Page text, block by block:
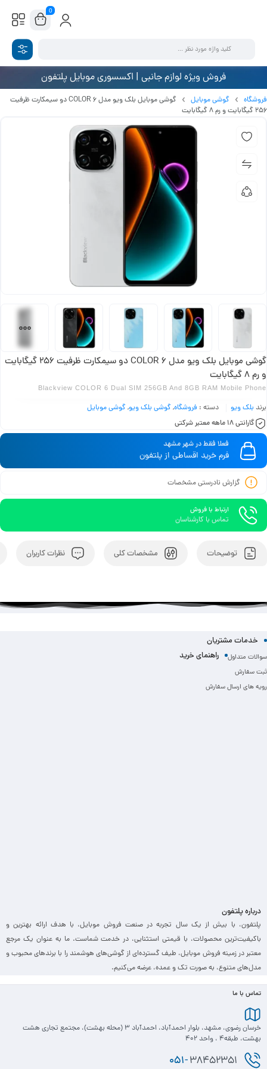
0
فروش ویژه لوازم جانبی | اکسسوری موبایل پلتفون
فروشگاه گوشی موبایل
گوشی موبایل بلک ویو مدل COLOR 6 دو سیمکارت ظرفیت
256 گیگابایت و رم 8 گیگابایت
گوشی موبایل بلک ویو مدل COLOR 6 دو سیمکارت ظرفیت 256 گیگابایت
و رم 8 گیگابایت
Blackview COLOR 6 Dual SIM 256GB And 8GB RAM Mobile Phone
برند بلک ویو دسته : فروشگاه,گوشی بلک ویو,گوشی موبایل
گارانتی 18 ماهه معتبر شرکتی
فعلا فقط در شهر مشهد
فرم خرید اقساطی از پلتفون
گزارش نادرستی مشخصات
ارتباط با فروش
تماس با کارشناسان
توضیحات مشخصات کلی نظرات کاربران
خدمات مشتریان
سوالات متداول راهنمای خرید
ثبت سفارش
رویه های ارسال سفارش
درباره پلتفون
پلتفون، با بیش از یک سال تجربه در صنعت فروش موبایل، با هدف ارائه بهترین و
باکیفیت‌ترین محصولات، با قیمتی استثنایی، در خدمت شماست. ما به عنوان یک مرجع
معتبر در زمینه فروش موبایل، طیف گسترده‌ای از گوشی‌های هوشمند را با برندهای محبوب و
مدل‌های متنوع، به صورت تک و عمده، عرضه می‌کنیم.
تماس با ما
خرسان رضوی، مشهد، بلوار احمدآباد، احمدآباد 3 (محله بهشت)، مجتمع تجاری هشت
بهشت، طبقه4 ، واحد 402
051-38452351